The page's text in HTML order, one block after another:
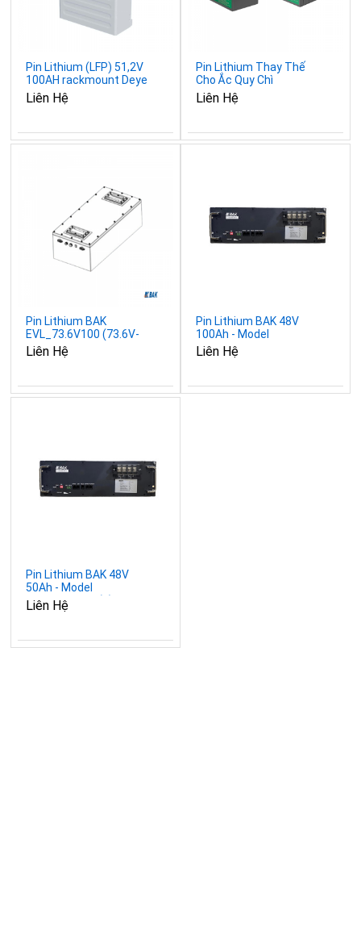
Pin Lithium (LFP) 51,2V
100AH rackmount Deye
SE-F5
Liên Hệ
Pin Lithium Thay Thế
Cho Ắc Quy Chì
Liên Hệ
Pin Lithium BAK
EVL_73.6V100 (73.6V-
100Ah)
Liên Hệ
Pin Lithium BAK 48V
100Ah - Model
BRES48V100-R(E)
Liên Hệ
Pin Lithium BAK 48V
50Ah - Model
BRES48V50-R(E)
Liên Hệ